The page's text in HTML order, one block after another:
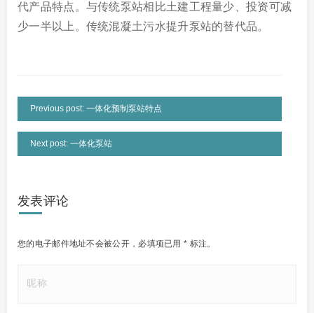
代产品特点。与传统泵站相比土建工程量少、投资可减
少一半以上。传统混凝土污水提升泵站的替代品。
Previous post: 一体化预制泵站特点
Next post: 一体化泵站
发表评论
您的电子邮件地址不会被公开， 必填项已用* 标注。